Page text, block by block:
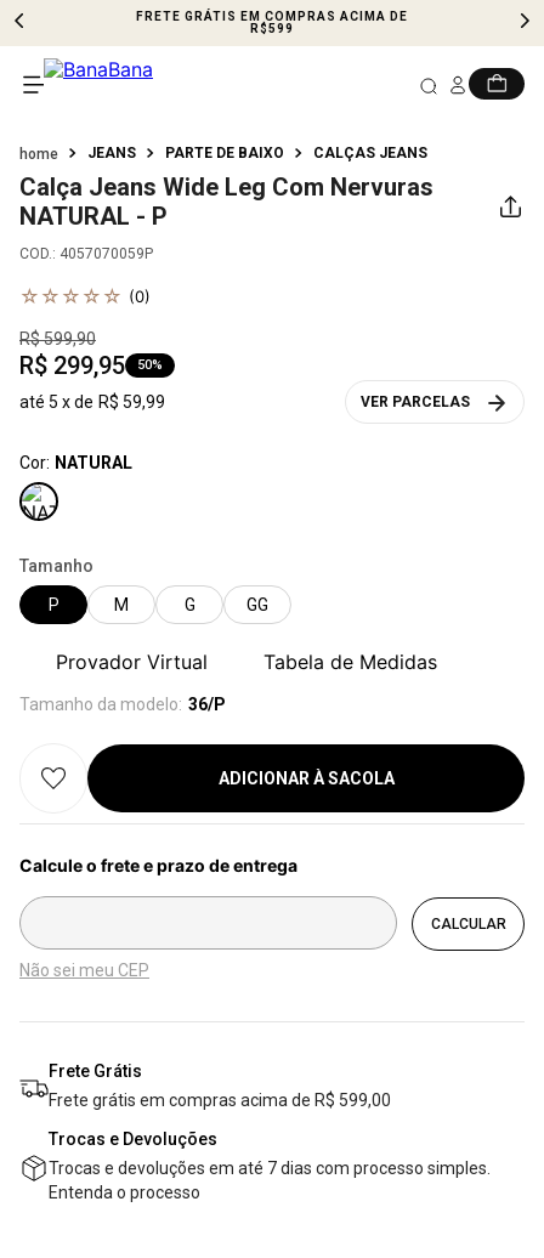
FRETE GRÁTIS EM COMPRAS ACIMA DE
R$599
JEANS PARTE DE BAIXO CALÇAS JEANS
Calça Jeans Wide Leg Com Nervuras
NATURAL - P
COD.: 4057070059P
☆ ☆ ☆ ☆ ☆ (0)
R$599,90
R$ 299,95 50%
até 5 x de R$ 59,99 VER PARCELAS
Cor: NATURAL
Tamanho
P
M G GG
Provador Virtual Tabela de Medidas
Tamanho da modelo: 36/P
ADICIONAR À SACOLA
Não sei meu CEP
Frete Grátis
Frete grátis em compras acima de R$ 599,00
Trocas e Devoluções
Trocas e devoluções em até 7 dias com processo simples.
Entenda o processo